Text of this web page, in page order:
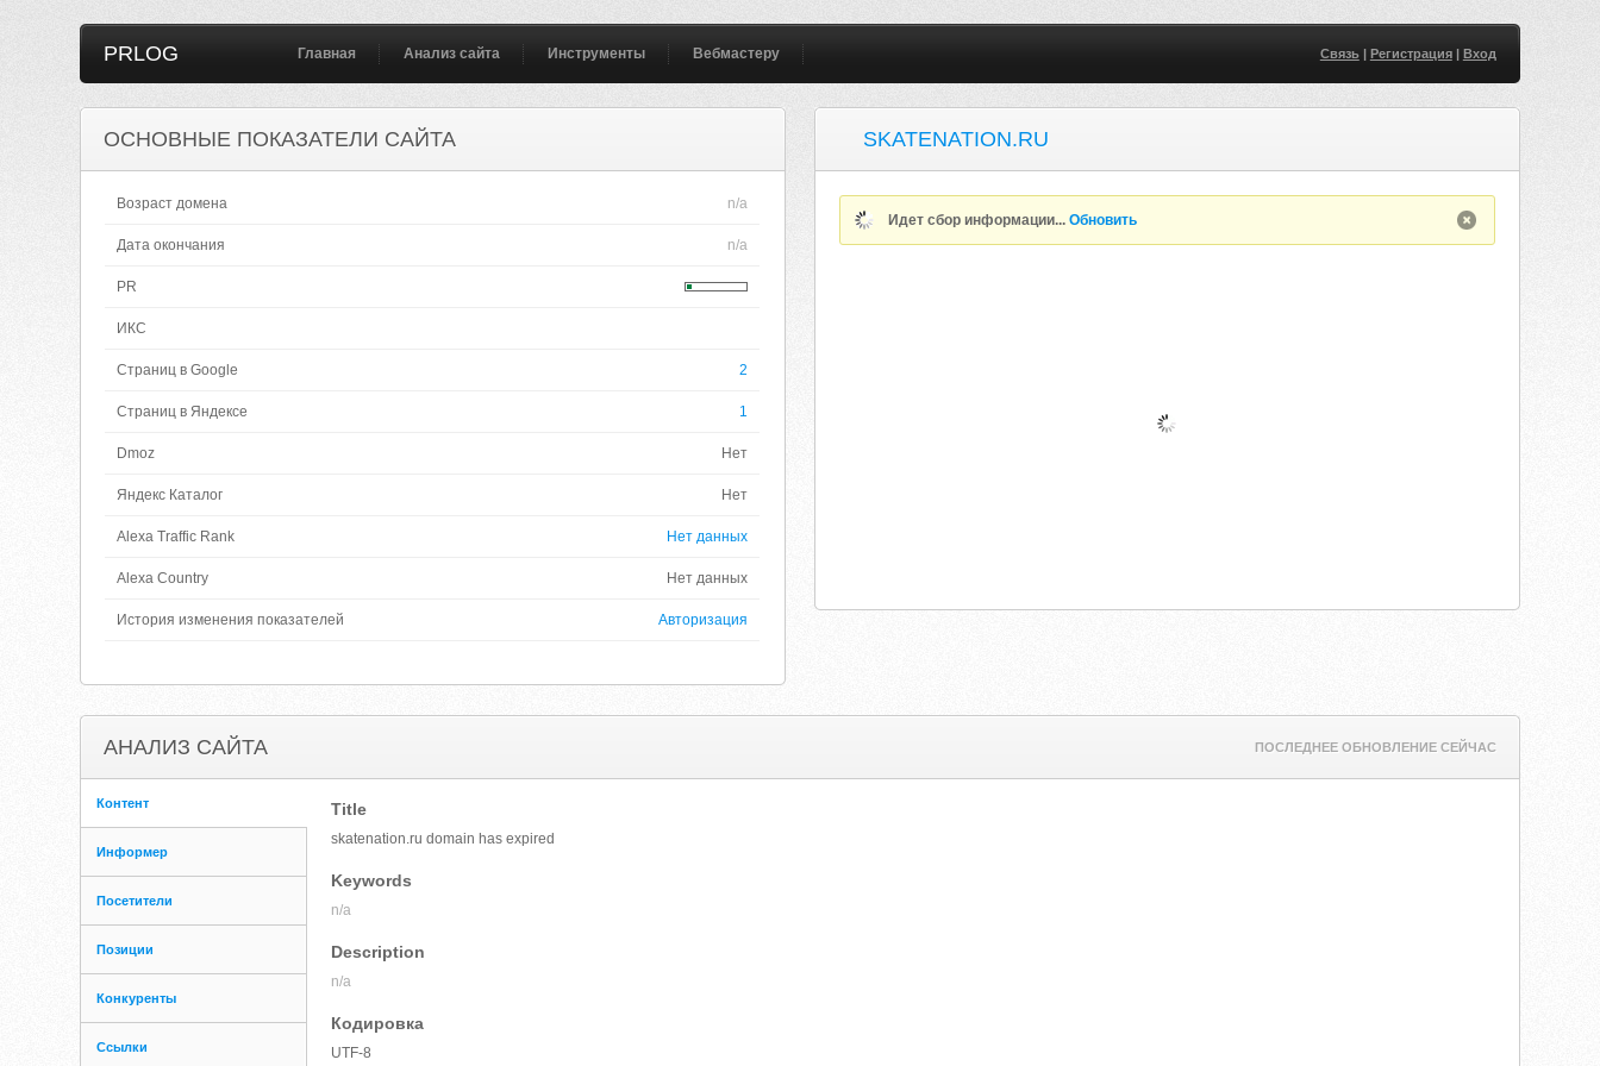
PRLOG Главная Анализ сайта Инструменты Вебмастеру Связь| Регистрация| Вход
ОСНОВНЫЕ ПОКАЗАТЕЛИ САЙТА
Возраст домена n/a
Дата окончания n/a
PR
ИКС
Страниц в Google 2
Страниц в Яндексе 1
Dmoz Нет
Яндекс Каталог Нет
Alexa Traffic Rank Нет данных
Alexa Country Нет данных
История изменения показателей Авторизация
SKATENATION.RU
Идет сбор информации...Обновить
АНАЛИЗ САЙТА ПОСЛЕДНЕЕ ОБНОВЛЕНИЕ СЕЙЧАС
Контент
Информер
Посетители
Позиции
Конкуренты
Ссылки
Title
skatenation.ru domain has expired
Keywords
n/a
Description
n/a
Кодировка
UTF-8